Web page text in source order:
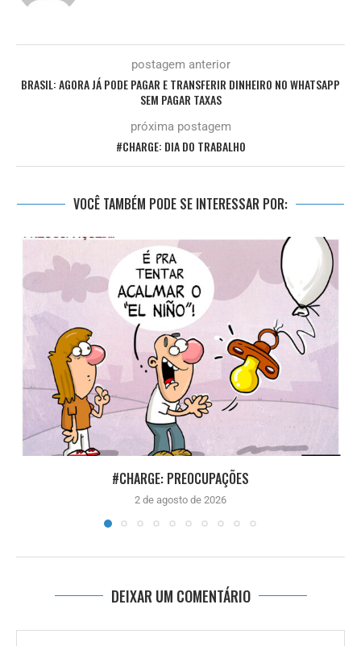
postagem anterior
BRASIL: AGORA JÁ PODE PAGAR E TRANSFERIR DINHEIRO NO WHATSAPP
SEM PAGAR TAXAS
próxima postagem
#CHARGE: DIA DO TRABALHO
VOCÊ TAMBÉM PODE SE INTERESSAR POR:
#CHARGE: PREOCUPAÇÕES
2 de agosto de 2026
DEIXAR UM COMENTÁRIO